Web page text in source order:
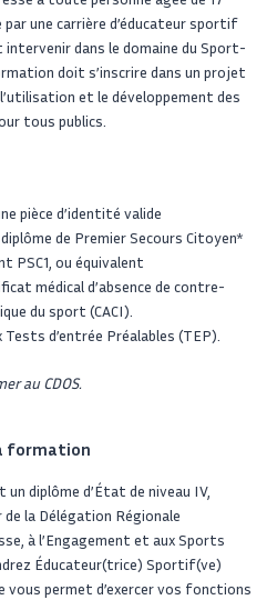
une carrière d’éducateur sportif
dans le domaine du Sport-
doit s’inscrire dans un projet
et le développement des
tous publics.
pièce d’identité valide
de Premier Secours Citoyen*
PSC1, ou équivalent
médical d’absence de contre-
du sport (CACI).
d’entrée Préalables (TEP).
au CDOS.
formation
un diplôme d’État de niveau IV,
la Délégation Régionale
à l’Engagement et aux Sports
Éducateur(trice) Sportif(ve)
vous permet d’exercer vos fonctions